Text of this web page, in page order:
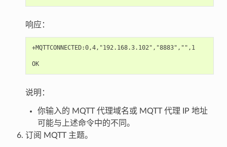
响应：
+MQTTCONNECTED:0,4,"192.168.3.102","8883","",1
OK
说明：
你输入的 MQTT 代理域名或 MQTT 代理 IP 地址
可能与上述命令中的不同。
订阅 MQTT 主题。